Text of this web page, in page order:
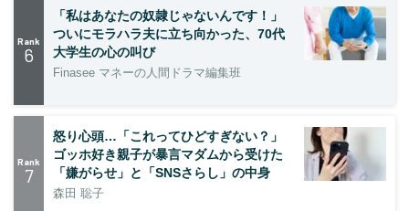
Rank
6
「私はあなたの奴隷じゃないんです！」
ついにモラハラ夫に立ち向かった、70代
大学生の心の叫び
Finasee マネーの人間ドラマ編集班
Rank
7
怒り心頭…「これってひどすぎない？」
ゴッホ好き親子が暴言マダムから受けた
「嫌がらせ」と「SNSさらし」の中身
森田 聡子